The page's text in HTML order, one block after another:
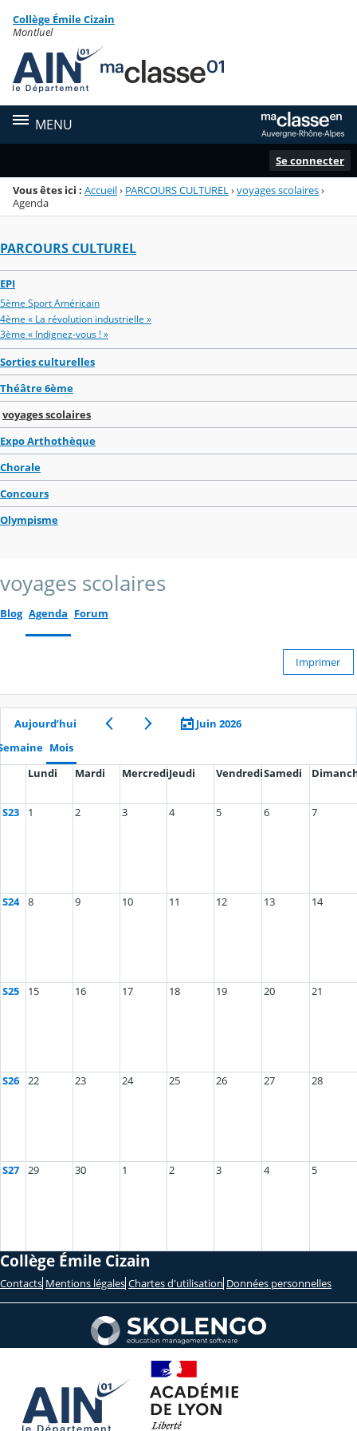
Menu de la rubrique
Contenu
Collège Émile Cizain
Montluel
MENU
Se connecter
Vous êtes ici : Accueil› PARCOURS CULTUREL ›voyages scolaires›
Agenda
PARCOURS CULTUREL
EPI
5ème Sport Américain
4ème « La révolution industrielle »
3ème « Indignez-vous ! »
Sorties culturelles
Théâtre 6ème
voyages scolaires
Expo Arthothèque
Chorale
Concours
Olympisme
voyages scolaires
Blog Agenda Forum
Imprimer
Aujourd’hui
Juin 2026
Mois
Lundi
Mardi MercrediJeudi VendrediSamedi
S23 1 2 3 4 5 6 7
S24 8 9 10 11 12 13 14
S25 15 16 17 18 19 20 21
S26 22 23 24 25 26 27 28
S27 29 30 1 2 3 4 5
Collège Émile Cizain
Contacts Mentions légales Chartes d'utilisation Données personnelles